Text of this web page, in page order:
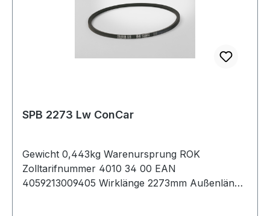
SPB 2273 Lw ConCar
Gewicht 0,443kg Warenursprung ROK
Zolltarifnummer 4010 34 00 EAN
4059213009405 Wirklänge 2273mm Außenlänge